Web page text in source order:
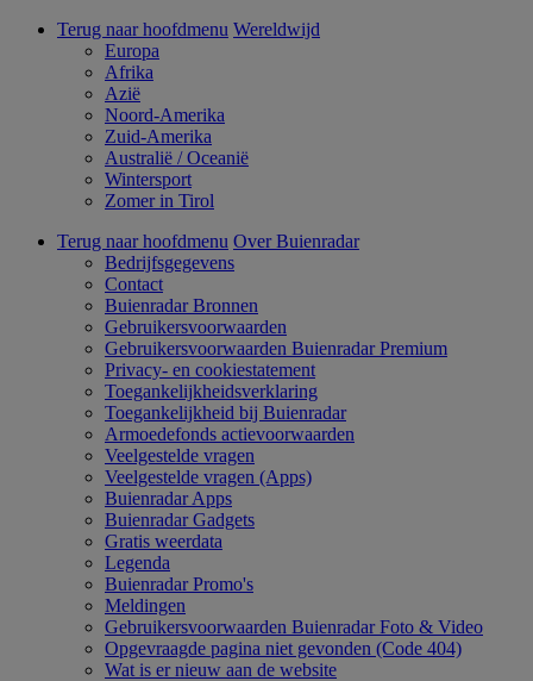
Terug naar hoofdmenu Wereldwijd
Europa
Afrika
Azië
Noord-Amerika
Zuid-Amerika
Australië / Oceanië
Wintersport
Zomer in Tirol
Terug naar hoofdmenu Over Buienradar
Bedrijfsgegevens
Contact
Buienradar Bronnen
Gebruikersvoorwaarden
Gebruikersvoorwaarden Buienradar Premium
Privacy- en cookiestatement
Toegankelijkheidsverklaring
Toegankelijkheid bij Buienradar
Armoedefonds actievoorwaarden
Veelgestelde vragen
Veelgestelde vragen (Apps)
Buienradar Apps
Buienradar Gadgets
Gratis weerdata
Legenda
Buienradar Promo's
Meldingen
Gebruikersvoorwaarden Buienradar Foto & Video
Opgevraagde pagina niet gevonden (Code 404)
Wat is er nieuw aan de website